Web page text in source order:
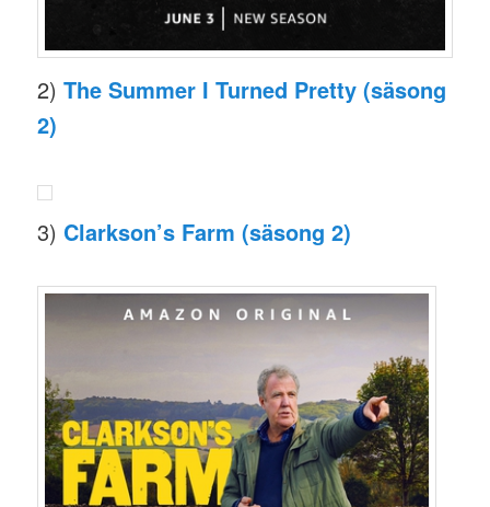
2)The Summer I Turned Pretty (säsong
2)
3) Clarkson’s Farm (säsong 2)